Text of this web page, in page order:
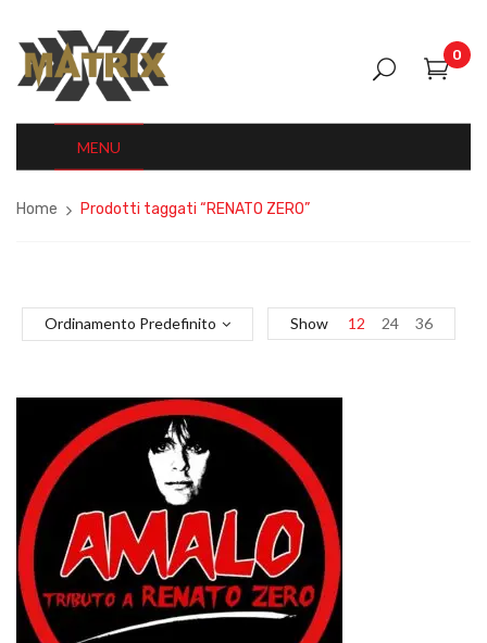
0
MENU
Home Prodotti taggati “RENATO ZERO”
Ordinamento Predefinito Show 12 24 36